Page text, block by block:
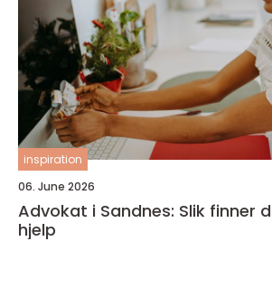
inspiration
06. June 2026
Advokat i Sandnes: Slik finner
hjelp